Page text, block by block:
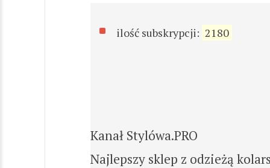
ilość subskrypcji: 2180
Kanał Stylówa.PRO
Najlepszy sklep z odzieżą